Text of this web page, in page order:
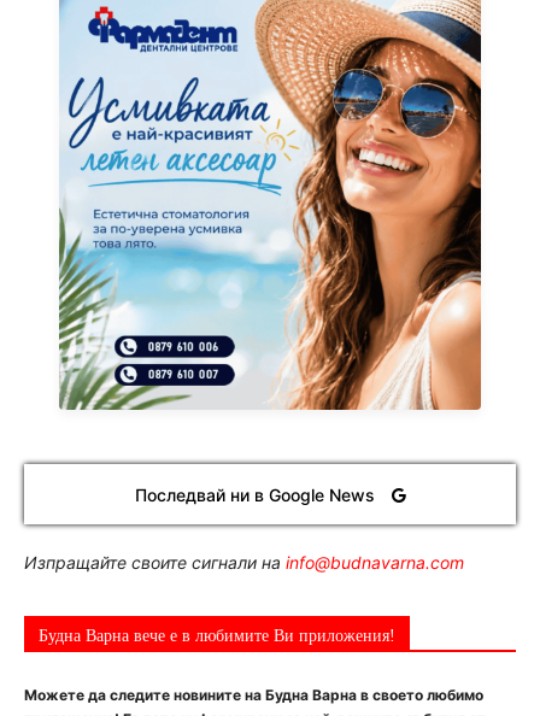
Последвай ни в Google News
Изпращайте своите сигнали на info@budnavarna.com
Будна Варна вече е в любимите Ви приложения!
Можете да следите новините на Будна Варна в своето любимо